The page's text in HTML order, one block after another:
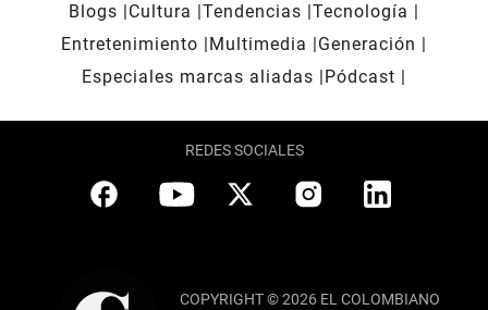
Blogs
Cultura Tendencias Tecnología
Entretenimiento
Multimedia
Generación
Especiales marcas aliadas
Pódcast
REDES SOCIALES
COPYRIGHT © 2026 EL COLOMBIANO